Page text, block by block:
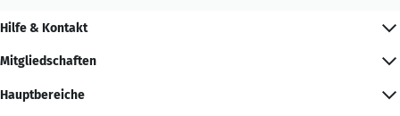
Hilfe & Kontakt
Mitgliedschaften
Hauptbereiche